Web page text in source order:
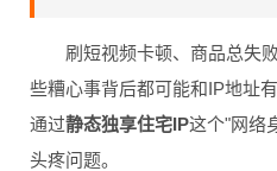
刷短视频卡顿、商品总失
些糟心事背后都可能和IP地址
通过静态独享住宅IP这个"网络
头疼问题。